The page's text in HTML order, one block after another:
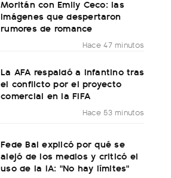
Moritán con Emily Ceco: las
imágenes que despertaron
rumores de romance
Hace 47 minutos
La AFA respaldó a Infantino tras
el conflicto por el proyecto
comercial en la FIFA
Hace 53 minutos
Fede Bal explicó por qué se
alejó de los medios y criticó el
uso de la IA: "No hay límites"